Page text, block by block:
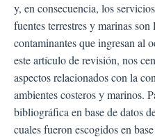
y, en consecuencia, los
fuentes terrestres y marinas
contaminantes que ingresan al
este artículo de revisión, nos
aspectos relacionados con la
ambientes costeros y marinos.
bibliográfica en base de datos
cuales fueron escogidos en